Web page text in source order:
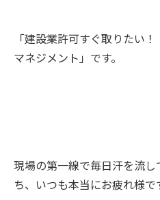
「建設業許可すぐ取りたい
マネジメント」です。
現場の第一線で毎日汗を流
ち、いつも本当にお疲れ様で